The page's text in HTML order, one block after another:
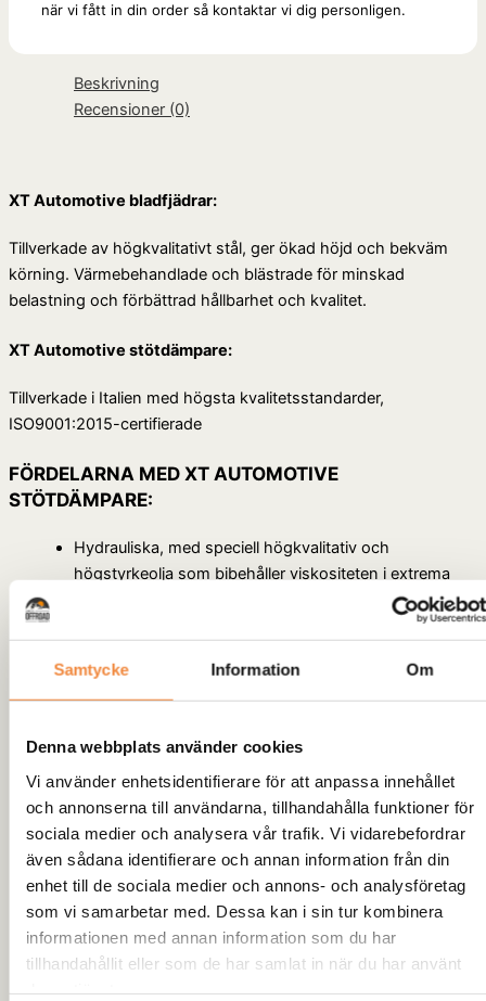
Samtycke Information Om
Denna webbplats använder cookies
Vi använder enhetsidentifierare för att anpassa innehållet
och annonserna till användarna, tillhandahålla funktioner för
sociala medier och analysera vår trafik. Vi vidarebefordrar
även sådana identifierare och annan information från din
enhet till de sociala medier och annons- och analysföretag
som vi samarbetar med. Dessa kan i sin tur kombinera
informationen med annan information som du har
tillhandahållit eller som de har samlat in när du har använt
när vi fått in din order så kontaktar vi dig personligen.
Beskrivning
Recensioner (0)
XT Automotive bladfjädrar:
Tillverkade av högkvalitativt stål, ger ökad höjd och bekväm
körning. Värmebehandlade och blästrade för minskad
belastning och förbättrad hållbarhet och kvalitet.
XT Automotive stötdämpare:
Tillverkade i Italien med högsta kvalitetsstandarder,
ISO9001:2015-certifierade
FÖRDELARNA MED XT AUTOMOTIVE
STÖTDÄMPARE:
Hydrauliska, med speciell högkvalitativ och
högstyrkeolja som bibehåller viskositeten i extrema
Hastighetskänslig ventilstyrning för finjustering av
fjädringens kontroll
38 mm kolv, vilket möjliggör en större oljemängd än
andra stötdämpare, för att förhindra överhettning och
försämrad prestanda.
20 mm kolvstång
Helsvetsad kropp och förstärkt svets på öglorna för
ökad hållfasthet
Karftiga gummibussningar
Internt lås testat till 5000 kg, förhindrar att dämparen
bottnar.
Renoveringsbara! Det går att renovera eller byta